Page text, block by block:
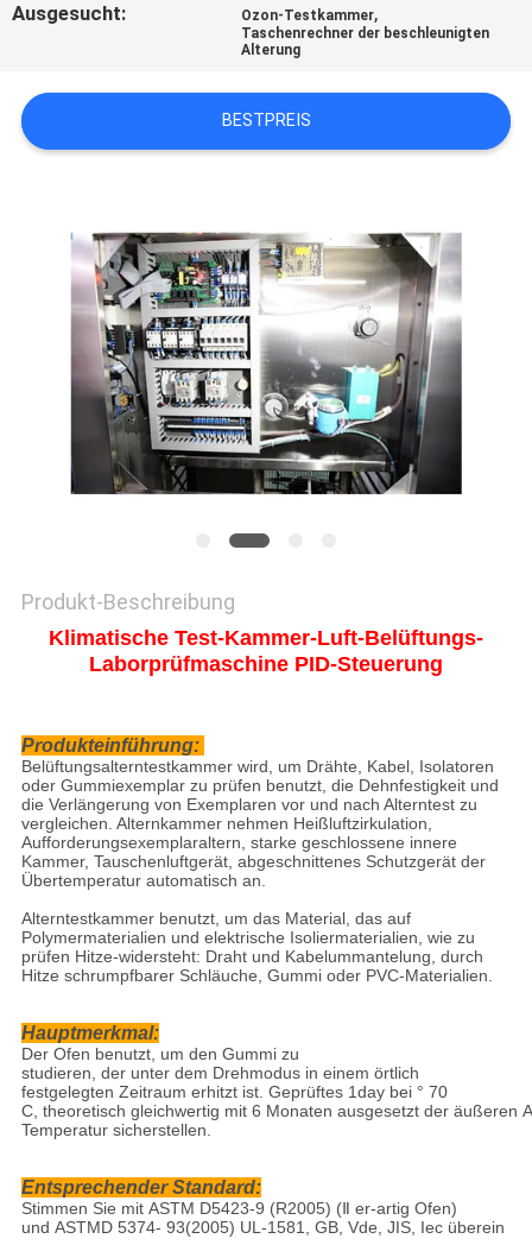
RECHTSSACHEN
DATENSCHUTZRICHTLINIE
Ausgesucht: Ozon-Testkammer,
Taschenrechner der beschleunigten
Alterung
BESTPREIS
Produkt-Beschreibung
Klimatische Test-Kammer-Luft-Belüftungs-
Laborprüfmaschine PID-Steuerung
Produkteinführung:
Belüftungsalterntestkammer wird, um Drähte, Kabel, Isolatoren
oder Gummiexemplar zu prüfen benutzt, die Dehnfestigkeit und
die Verlängerung von Exemplaren vor und nach Alterntest zu
vergleichen. Alternkammer nehmen Heißluftzirkulation,
Aufforderungsexemplaraltern, starke geschlossene innere
Kammer, Tauschenluftgerät, abgeschnittenes Schutzgerät der
Übertemperatur automatisch an.
Alterntestkammer benutzt, um das Material, das auf
Polymermaterialien und elektrische Isoliermaterialien, wie zu
prüfen Hitze-widersteht: Draht und Kabelummantelung, durch
Hitze schrumpfbarer Schläuche, Gummi oder PVC-Materialien.
Hauptmerkmal:
Der Ofen benutzt, um den Gummi zu
studieren, der unter dem Drehmodus in einem örtlich
festgelegten Zeitraum erhitzt ist. Geprüftes 1day bei ° 70
C, theoretisch gleichwertig mit 6 Monaten ausgesetzt der äußeren
Temperatur sicherstellen.
Entsprechender Standard:
Stimmen Sie mit ASTM D5423-9 (R2005) (Ⅱ er-artig Ofen)
und ASTMD 5374- 93(2005) UL-1581, GB, Vde, JIS, Iec überein